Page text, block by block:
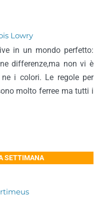
Lowry
in un mondo perfetto:
differenze,ma non vi è
ne i colori. Le regole per
molto ferree ma tutti i
SETTIMANA